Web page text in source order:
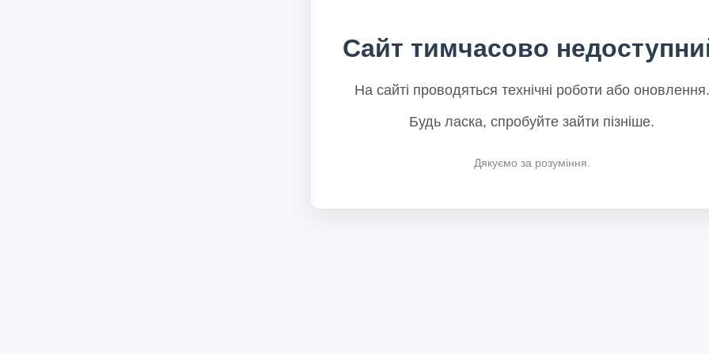
Сайт тимчасово
На сайті проводяться технічні роботи або оновлення.
Будь ласка, спробуйте зайти пізніше.
Дякуємо за розуміння.